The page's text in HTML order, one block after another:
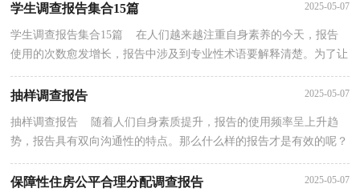
学生调查报告集合15篇 2025-05-07
学生调查报告集合15篇 在人们越来越注重自身素养的今天，报告
使用的次数愈发增长，报告中涉及到专业性术语要解释清楚。为了让
您不再为写报告头疼，下面是小编为大家整理的学生...
抽样调查报告 2025-05-07
抽样调查报告 随着人们自身素质提升，报告的使用频率呈上升趋
势，报告具有双向沟通性的特点。那么什么样的报告才是有效的呢？
保障性住房公平合理分配调查报告 2025-05-07